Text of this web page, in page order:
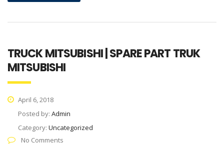
TRUCK MITSUBISHI | SPARE PART TRUK
MITSUBISHI
April 6, 2018
Posted by: Admin
Category: Uncategorized
No Comments